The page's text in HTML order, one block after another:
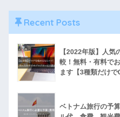
Recent Posts
【2022年版】人気
較！無料・有料で
ます【3種類だけで
ベトナム旅行の予